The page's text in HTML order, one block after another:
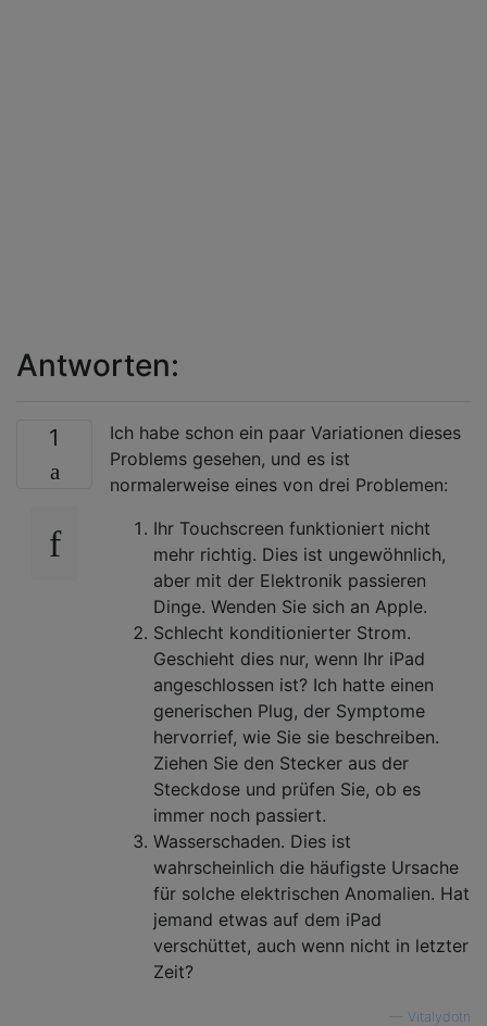
Antworten:
1
Ich habe schon ein paar Variationen dieses
Problems gesehen, und es ist
normalerweise eines von drei Problemen:
Ihr Touchscreen funktioniert nicht
mehr richtig. Dies ist ungewöhnlich,
aber mit der Elektronik passieren
Dinge. Wenden Sie sich an Apple.
Schlecht konditionierter Strom.
Geschieht dies nur, wenn Ihr iPad
angeschlossen ist? Ich hatte einen
generischen Plug, der Symptome
hervorrief, wie Sie sie beschreiben.
Ziehen Sie den Stecker aus der
Steckdose und prüfen Sie, ob es
immer noch passiert.
Wasserschaden. Dies ist
wahrscheinlich die häufigste Ursache
für solche elektrischen Anomalien. Hat
jemand etwas auf dem iPad
verschüttet, auch wenn nicht in letzter
Zeit?
Vitalydotn